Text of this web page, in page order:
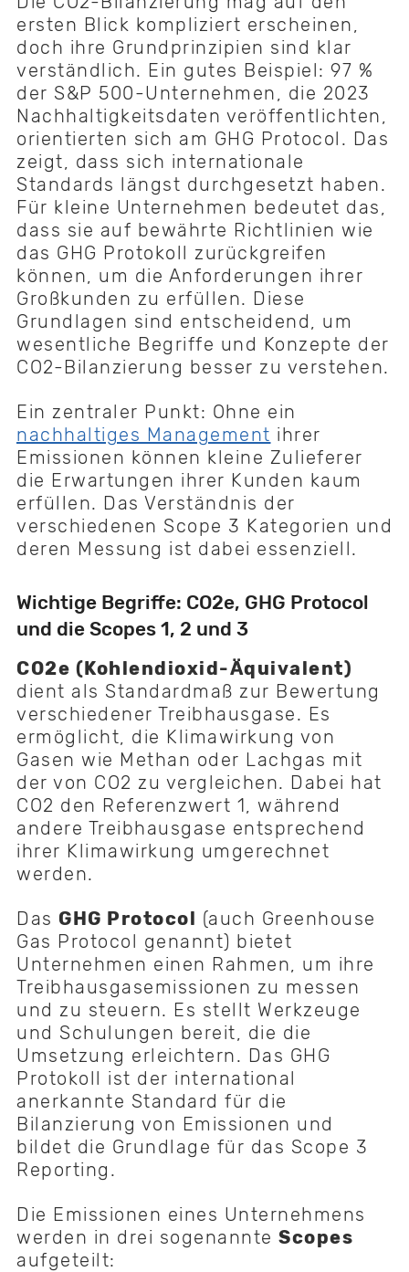
ersten Blick kompliziert erscheinen,
doch ihre Grundprinzipien sind klar
verständlich. Ein gutes Beispiel: 97 %
der S&P 500-Unternehmen, die 2023
Nachhaltigkeitsdaten veröffentlichten,
orientierten sich am GHG Protocol. Das
zeigt, dass sich internationale
Standards längst durchgesetzt haben.
Für kleine Unternehmen bedeutet das,
dass sie auf bewährte Richtlinien wie
das GHG Protokoll zurückgreifen
können, um die Anforderungen ihrer
Großkunden zu erfüllen. Diese
Grundlagen sind entscheidend, um
wesentliche Begriffe und Konzepte der
CO2-Bilanzierung besser zu verstehen.
Ein zentraler Punkt: Ohne ein
nachhaltiges Management ihrer
Emissionen können kleine Zulieferer
die Erwartungen ihrer Kunden kaum
erfüllen. Das Verständnis der
verschiedenen Scope 3 Kategorien und
deren Messung ist dabei essenziell.
Wichtige Begriffe: CO2e, GHG Protocol
und die Scopes 1, 2 und 3
CO2e (Kohlendioxid-Äquivalent)
dient als Standardmaß zur Bewertung
verschiedener Treibhausgase. Es
ermöglicht, die Klimawirkung von
Gasen wie Methan oder Lachgas mit
der von CO2 zu vergleichen. Dabei hat
CO2 den Referenzwert 1, während
andere Treibhausgase entsprechend
ihrer Klimawirkung umgerechnet
werden.
Das GHG Protocol (auch Greenhouse
Gas Protocol genannt) bietet
Unternehmen einen Rahmen, um ihre
Treibhausgasemissionen zu messen
und zu steuern. Es stellt Werkzeuge
und Schulungen bereit, die die
Umsetzung erleichtern. Das GHG
Protokoll ist der international
anerkannte Standard für die
Bilanzierung von Emissionen und
bildet die Grundlage für das Scope 3
Reporting.
Die Emissionen eines Unternehmens
werden in drei sogenannte Scopes
aufgeteilt: